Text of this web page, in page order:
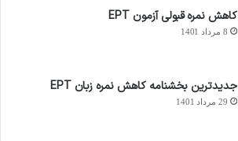
کاهش نمره قبولی آزمون EPT
8 مرداد 1401
جدیدترین بخشنامه کاهش نمره زبان EPT
29 مرداد 1401